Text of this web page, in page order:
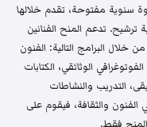
سنوية مفتوحة، تقدم خلالها
ترشيح. تدعم المنح الفنانين
خلال البرامج التالية: الفنون
الوثائقي، الكتابات
التدريب والنشاطات
الفنون والثقافة، فيقوم على
فقط.